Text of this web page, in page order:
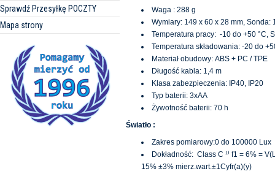
Sprawdź Przesyłkę POCZTY
Mapa strony
Waga : 288 g
Wymiary: 149 x 60 x 28 mm, Sonda:
Temperatura pracy: -10 do +50 °C,
Temperatura składowania: -20 do
Materiał obudowy: ABS + PC / TPE
Długość kabla: 1,4 m
Klasa zabezpieczenia: IP40, IP20
Typ baterii: 3xAA
Żywotność baterii: 70 h
Światło :
Zakres pomiarowy:0 do 100000 Lux
Dokładność: Class C ¹⁾ f1 = 6% =
15% ±3% mierz.wart.±1Cyfr(a)(y)